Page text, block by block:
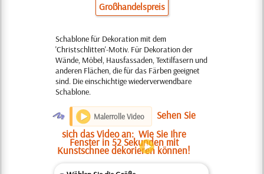
Großhandelspreis
Schablone für Dekoration mit dem
'Christschlitten'-Motiv. Für Dekoration der
Wände, Möbel, Hausfassaden, Textilfasern und
anderen Flächen, die für das Färben geeignet
sind. Die einschichtige wiederverwendbare
Schablone.
O Malerrolle Video
Sehen Sie
sich das Video an: Wie Sie Ihre
Fenster in 52 Sekunden mit
Kunstschnee dekorieren können!